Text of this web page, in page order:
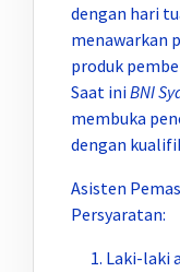
dengan hari
menawarkan
produk
Saat iniBNI
membuka
dengan
Asisten
Persyaratan:
Laki-laki